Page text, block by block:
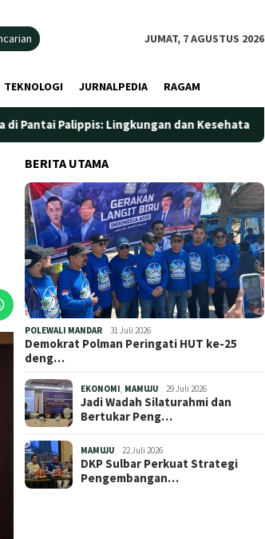
JUMAT, 7 AGUSTUS 2026
TEKNOLOGI JURNALPEDIA RAGAM
Lingkungan dan Kesehatan Jadi Prioritas
BERITA UTAMA
POLEWALI MANDAR 31 Juli 2026
Demokrat Polman Peringati HUT ke-25
deng…
EKONOMI MAMUJU 29 Juli 2026
Jadi Wadah Silaturahmi dan
Bertukar Peng…
MAMUJU 22 Juli 2026
DKP Sulbar Perkuat Strategi
Pengembangan…